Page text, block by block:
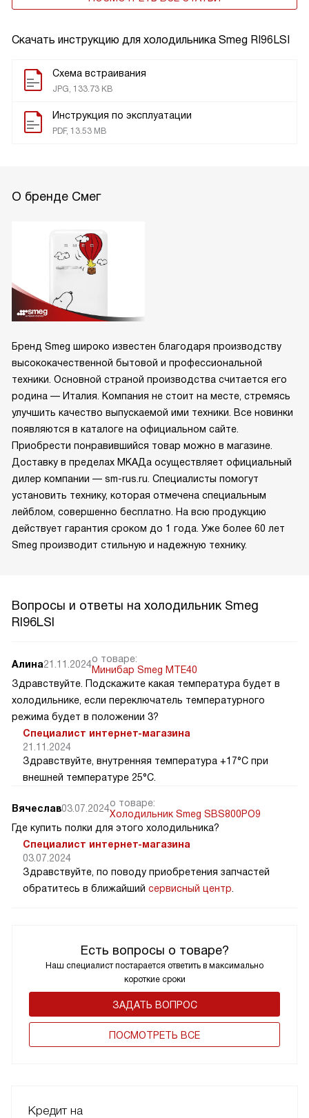
Скачать инструкцию для холодильника Smeg RI96LSI
Схема встраивания
JPG, 133.73 KB
Инструкция по эксплуатации
PDF, 13.53 MB
О бренде Смег
Бренд Smeg широко известен благодаря производству
высококачественной бытовой и профессиональной
техники. Основной страной производства считается его
родина — Италия. Компания не стоит на месте, стремясь
улучшить качество выпускаемой ими техники. Все новинки
появляются в каталоге на официальном сайте.
Приобрести понравившийся товар можно в магазине.
Доставку в пределах МКАДа осуществляет официальный
дилер компании — sm-rus.ru. Специалисты помогут
установить технику, которая отмечена специальным
лейблом, совершенно бесплатно. На всю продукцию
действует гарантия сроком до 1 года. Уже более 60 лет
Smeg производит стильную и надежную технику.
Вопросы и ответы на холодильник Smeg
RI96LSI
Есть вопросы о товаре?
Наш специалист постарается ответить в максимально
короткие сроки
ЗАДАТЬ ВОПРОС
ПОCМОТРЕТЬ ВСЕ
Алина21.11.2024о товаре:
Минибар Smeg MTE40
Здравствуйте. Подскажите какая температура будет в
холодильнике, если переключатель температурного
режима будет в положении 3?
Специалист интернет-магазина
21.11.2024
Здравствуйте, внутренняя температура +17°C при
внешней температуре 25°C.
Вячеслав03.07.2024о товаре:
Холодильник Smeg SBS800PO9
Где купить полки для этого холодильника?
Специалист интернет-магазина
03.07.2024
Здравствуйте, по поводу приобретения запчастей
обратитесь в ближайший сервисный центр
Кредит на